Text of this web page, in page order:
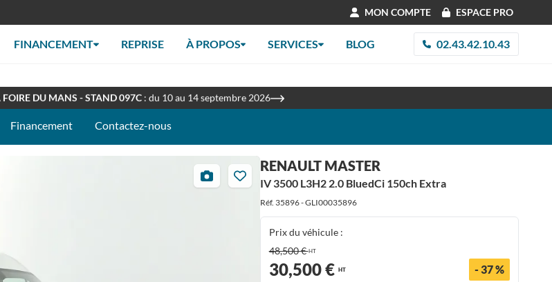
MON COMPTE ESPACE PRO
FINANCEMENT REPRISE À PROPOS SERVICES BLOG 02.43.42.10.43
DU MANS - STAND 097C : du 10 au 14 septembre 2026
Financement Contactez-nous
16
photos
RENAULT MASTER
IV 3500 L3H2 2.0 BluedCi 150ch Extra
Réf. 35896 - GLI00035896
Prix du véhicule :
48,500 €HT
30,500 € HT - 37 %